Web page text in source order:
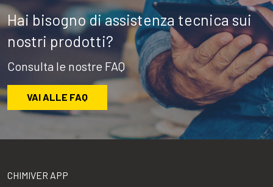
Hai bisogno di assistenza tecnica sui
nostri prodotti?
Consulta le nostre FAQ
VAI ALLE FAQ
CHIMIVER APP